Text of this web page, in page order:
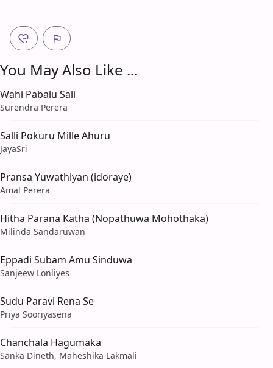
You May Also Like ...
Wahi Pabalu Sali
Surendra Perera
Salli Pokuru Mille Ahuru
JayaSri
Pransa Yuwathiyan (idoraye)
Amal Perera
Hitha Parana Katha (Nopathuwa Mohothaka)
Milinda Sandaruwan
Eppadi Subam Amu Sinduwa
Sanjeew Lonliyes
Sudu Paravi Rena Se
Priya Sooriyasena
Chanchala Hagumaka
Sanka Dineth, Maheshika Lakmali